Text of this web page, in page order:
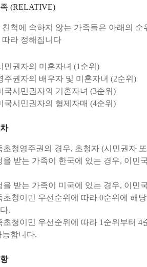
(RELATIVE)
친척에 속하지 않는 가족들은 아래의
따라 정해집니다
민권자의 미혼자녀 (1순위)
주권자의 배우자 및 미혼자녀 (2순위)
국시민권자의 기혼자녀 (3순위)
국시민권자의 형제자매 (4순위)
초청영주권의 경우, 초청자 (시민권자
을 받는 가족이 한국에 있는 경우, 이민
을 받는 가족이 미국에 있는 경우, 이민
초청이민 우선순위에 따라 0순위에 해
.
초청이민 우선순위에 따라 1순위부터
능합니다.